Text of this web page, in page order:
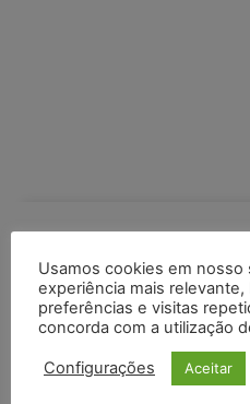
Usamos cookies em nosso
experiência mais relevante,
preferências e visitas
concorda com a utilização
Configurações Aceitar